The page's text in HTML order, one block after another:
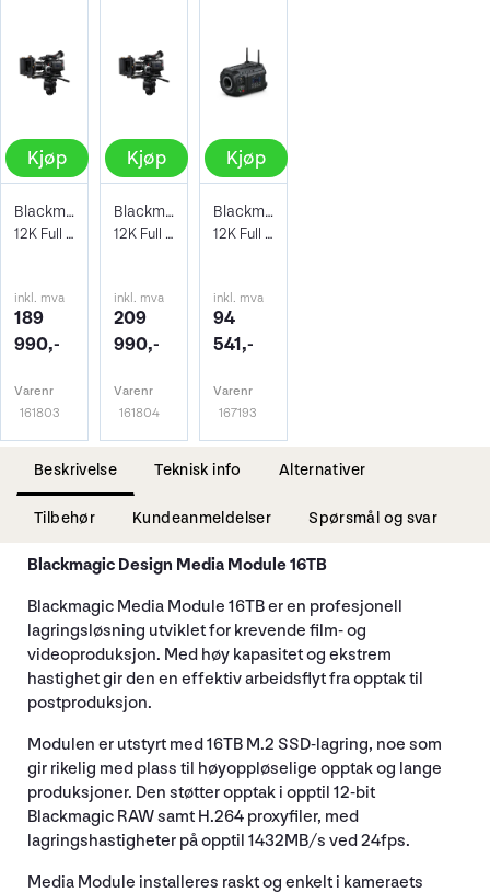
Kjøp
Blackmagic URSA Cine 12K LF Kit
12K Full Format Sensor Cinema Camera.
inkl. mva
189
990,-
Varenr
161803
Kjøp
Blackmagic URSA Cine 12K LF + EVF
12K Full Format Sensor Cinema Camera.
inkl. mva
209
990,-
Varenr
161804
Kjøp
Blackmagic URSA Cine 12K LF
12K Full Format Sensor Cinema Camera. EF
inkl. mva
94
541,-
Varenr
167193
Beskrivelse Teknisk info Alternativer
Tilbehør Kundeanmeldelser Spørsmål og svar
Blackmagic Design Media Module 16TB
Blackmagic Media Module 16TB er en profesjonell
lagringsløsning utviklet for krevende film- og
videoproduksjon. Med høy kapasitet og ekstrem
hastighet gir den en effektiv arbeidsflyt fra opptak til
postproduksjon.
Modulen er utstyrt med 16TB M.2 SSD-lagring, noe som
gir rikelig med plass til høyoppløselige opptak og lange
produksjoner. Den støtter opptak i opptil 12-bit
Blackmagic RAW samt H.264 proxyfiler, med
lagringshastigheter på opptil 1432MB/s ved 24fps.
Media Module installeres raskt og enkelt i kameraets